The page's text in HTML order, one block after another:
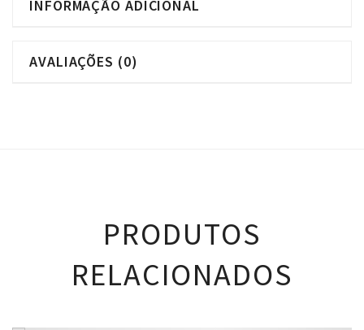
INFORMAÇÃO ADICIONAL
AVALIAÇÕES (0)
PRODUTOS
RELACIONADOS